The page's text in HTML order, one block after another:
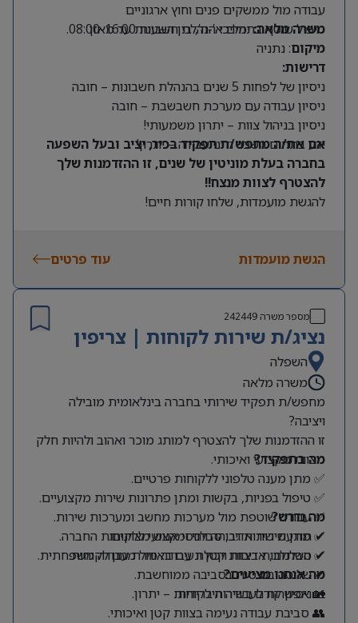
עבודה מול ממשקים פנים וחוץ ארגוניים
טיפול שוטף בתהליכי הנהלת חשבונות עד מאזן
משרה מלאה:ימים א’-ה’, בין השעות 08:00-16:00.
מיקום: נתניה
דרישות:
ניסיון של לפחות 5 שנים בהנהלת חשבונות – חובה
ניסיון עבודה עם מערכת חשבשבת – חובה
ניסיון בניהול צוות – יתרון משמעותי!
ידע בתחום השכר ודיני עבודה – יתרון!
אם את/ה מחפש/ת תפקיד בכיר, יציב ובעל השפעה
בחברה בעלת מוניטין של שנים, זו ההזדמנות שלך
להצטרף לצוות מנצח!!
להגשת מועמדות, שלחו קורות חיים!
הגשת מועמדות עוד פרטים
מספר משרה242449
נציג/ת שירות לקוחות | צריפין
השפלה
משרה מלאה
מחפש/ת תפקיד שירותי בחברה בינלאומית מובילה
ויציבה?
זו ההזדמנות שלך להצטרף למותג מוכר ואהוב ולהיות חלק
מצוות מקצועי ואיכותי.
מה בתפקיד?
✅ מתן מענה טלפוני ללקוחות פרטיים.
✅ טיפול בפניות, בקשות ומתן פתרונות שירות מקצועיים.
✅ עבודה שוטפת מול מערכות מחשב ומערכות שירות.
✅ מתן שירות אדיב, סבלני ומקצועי ללקוחות החברה.
✅ השתלבות בצוות קטן ונעים באווירת עבודה משפחתית.
מה נדרש?
✔ תודעת שירות גבוהה ויחסי אנוש מצוינים.
✔ סבלנות, אדיבות ויכולת עבודה מול מגוון לקוחות.
✔ שליטה בסיסית בסביבה ממוחשבת.
✔ ניסיון קודם בשירות לקוחות – יתרון.
מה אנחנו מציעים?
🏡 אפשרות לעבודה היברידית.
👥 סביבת עבודה נעימה בצוות קטן ואיכותי.